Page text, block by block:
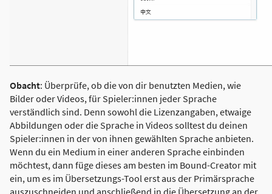
Obacht: Überprüfe, ob die von dir benutzten Medien, wie
Bilder oder Videos, für Spieler:innen jeder Sprache
verständlich sind. Denn sowohl die Lizenzangaben, etwaige
Abbildungen oder die Sprache in Videos solltest du deinen
Spieler:innen in der von ihnen gewählten Sprache anbieten.
Wenn du ein Medium in einer anderen Sprache einbinden
möchtest, dann füge dieses am besten im Bound-Creator mit
ein, um es im Übersetzungs-Tool erst aus der Primärsprache